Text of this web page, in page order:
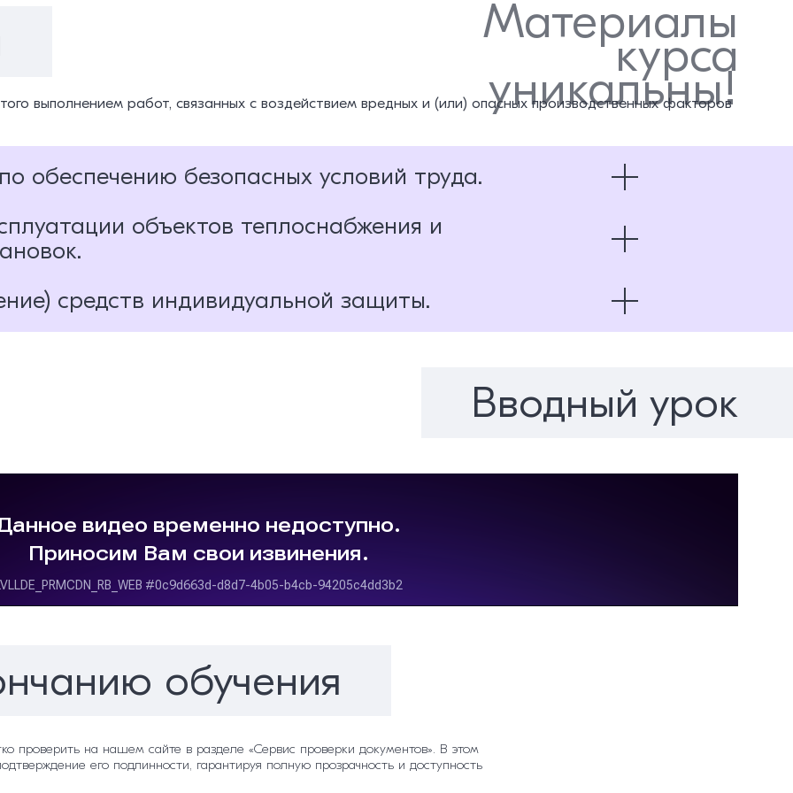
Материалы
курса
уникальны!
выполнением работ, связанных с воздействием вредных и (или) опасных производственных факторов
обеспечению безопасных условий труда.
деятельности
безопасности
объектов теплоснабжения и
объектов теплоснабжения и теплопотребляющих установок
обслуживании и ремонте объектов теплоснабжения и теплопотребляющих
средств индивидуальной защиты.
Вводный урок
обучения
проверить на нашем сайте в разделе «Сервис проверки документов». В этом
его подлинности, гарантируя полную прозрачность и доступность